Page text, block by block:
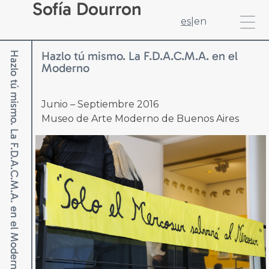
Sofía Dourron
es en
Hazlo tú mismo. La F.D.A.C.M.A. en el Moderno
Hazlo tú mismo. La F.D.A.C.M.A. en el
Moderno
Junio – Septiembre 2016
Museo de Arte Moderno de Buenos Aires